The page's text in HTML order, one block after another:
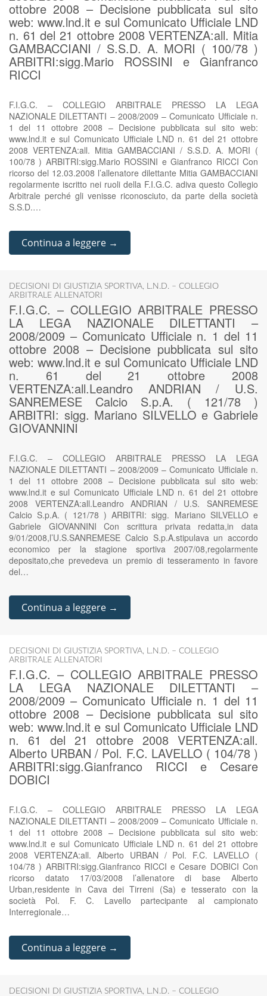
ottobre 2008 – Decisione pubblicata sul sito
web: www.lnd.it e sul Comunicato Ufficiale LND
n. 61 del 21 ottobre 2008 VERTENZA:all. Mitia
GAMBACCIANI / S.S.D. A. MORI ( 100/78 )
ARBITRI:sigg.Mario ROSSINI e Gianfranco
RICCI
F.I.G.C. – COLLEGIO ARBITRALE PRESSO LA LEGA
NAZIONALE DILETTANTI – 2008/2009 – Comunicato Ufficiale n.
1 del 11 ottobre 2008 – Decisione pubblicata sul sito web:
www.lnd.it e sul Comunicato Ufficiale LND n. 61 del 21 ottobre
2008 VERTENZA:all. Mitia GAMBACCIANI / S.S.D. A. MORI (
100/78 ) ARBITRI:sigg.Mario ROSSINI e Gianfranco RICCI Con
ricorso del 12.03.2008 l’allenatore dilettante Mitia GAMBACCIANI
regolarmente iscritto nei ruoli della F.I.G.C. adiva questo Collegio
Arbitrale perché gli venisse riconosciuto, da parte della società
S.S.D.…
Continua a leggere →
DECISIONI DI GIUSTIZIA SPORTIVA, L.N.D. – COLLEGIO
ARBITRALE ALLENATORI
F.I.G.C. – COLLEGIO ARBITRALE PRESSO
LA LEGA NAZIONALE DILETTANTI –
2008/2009 – Comunicato Ufficiale n. 1 del 11
ottobre 2008 – Decisione pubblicata sul sito
web: www.lnd.it e sul Comunicato Ufficiale LND
n. 61 del 21 ottobre 2008
VERTENZA:all.Leandro ANDRIAN / U.S.
SANREMESE Calcio S.p.A. ( 121/78 )
ARBITRI: sigg. Mariano SILVELLO e Gabriele
GIOVANNINI
F.I.G.C. – COLLEGIO ARBITRALE PRESSO LA LEGA
NAZIONALE DILETTANTI – 2008/2009 – Comunicato Ufficiale n.
1 del 11 ottobre 2008 – Decisione pubblicata sul sito web:
www.lnd.it e sul Comunicato Ufficiale LND n. 61 del 21 ottobre
2008 VERTENZA:all.Leandro ANDRIAN / U.S. SANREMESE
Calcio S.p.A. ( 121/78 ) ARBITRI: sigg. Mariano SILVELLO e
Gabriele GIOVANNINI Con scrittura privata redatta,in data
9/01/2008,l’U.S.SANREMESE Calcio S.p.A.stipulava un accordo
economico per la stagione sportiva 2007/08,regolarmente
depositato,che prevedeva un premio di tesseramento in favore
del…
Continua a leggere →
DECISIONI DI GIUSTIZIA SPORTIVA, L.N.D. – COLLEGIO
ARBITRALE ALLENATORI
F.I.G.C. – COLLEGIO ARBITRALE PRESSO
LA LEGA NAZIONALE DILETTANTI –
2008/2009 – Comunicato Ufficiale n. 1 del 11
ottobre 2008 – Decisione pubblicata sul sito
web: www.lnd.it e sul Comunicato Ufficiale LND
n. 61 del 21 ottobre 2008 VERTENZA:all.
Alberto URBAN / Pol. F.C. LAVELLO ( 104/78 )
ARBITRI:sigg.Gianfranco RICCI e Cesare
DOBICI
F.I.G.C. – COLLEGIO ARBITRALE PRESSO LA LEGA
NAZIONALE DILETTANTI – 2008/2009 – Comunicato Ufficiale n.
1 del 11 ottobre 2008 – Decisione pubblicata sul sito web:
www.lnd.it e sul Comunicato Ufficiale LND n. 61 del 21 ottobre
2008 VERTENZA:all. Alberto URBAN / Pol. F.C. LAVELLO (
104/78 ) ARBITRI:sigg.Gianfranco RICCI e Cesare DOBICI Con
ricorso datato 17/03/2008 l’allenatore di base Alberto
Urban,residente in Cava dei Tirreni (Sa) e tesserato con la
società Pol. F. C. Lavello partecipante al campionato
Interregionale…
Continua a leggere →
DECISIONI DI GIUSTIZIA SPORTIVA, L.N.D. – COLLEGIO